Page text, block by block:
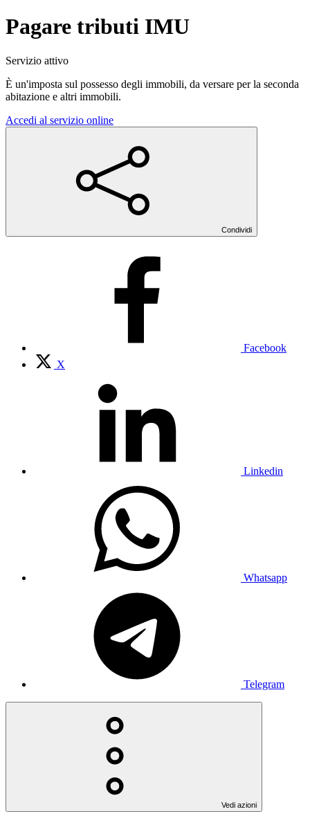
Pagare tributi IMU
Servizio attivo
È un'imposta sul possesso degli immobili, da versare per la seconda
abitazione e altri immobili.
Accedi al servizio online
Condividi
Facebook
X
Linkedin
Whatsapp
Telegram
Vedi azioni